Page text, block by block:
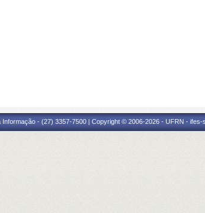
Informação - (27) 3357-7500 | Copyright © 2006-2026 - UFRN - ifes-